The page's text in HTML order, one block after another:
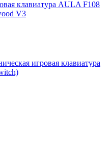
клавиатура AULA F108
V3